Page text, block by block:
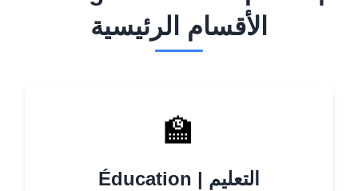
الأقسام الرئيسية
🏫
Éducation | التعليم